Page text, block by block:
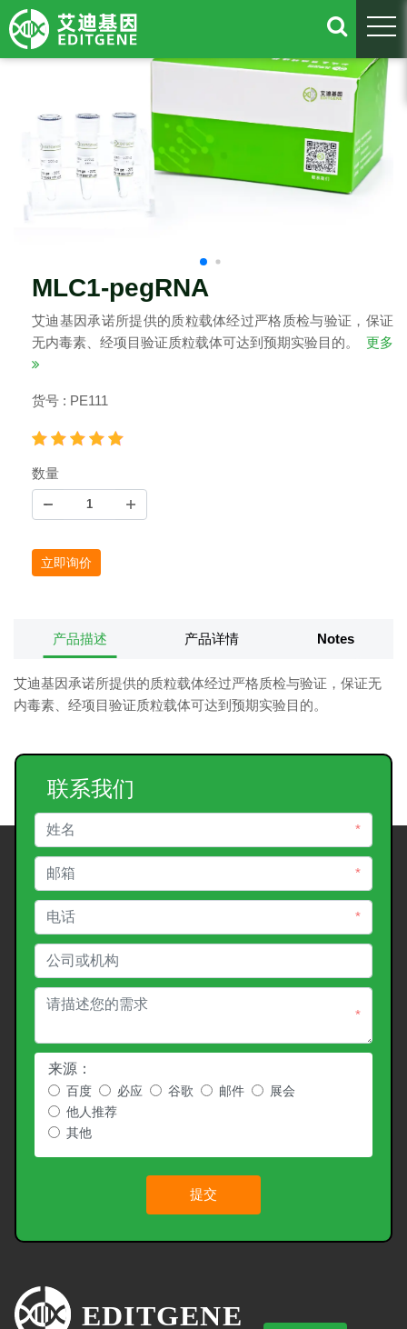
MLC1-pegRNA
艾迪基因承诺所提供的质粒载体经过严格质检与验证，保证
无内毒素、经项目验证质粒载体可达到预期实验目的。
更多
货号 : PE111
数量
立即询价
产品描述 产品详情 Notes
艾迪基因承诺所提供的质粒载体经过严格质检与验证，保证无
内毒素、经项目验证质粒载体可达到预期实验目的。
联系我们
*
*
*
*
来源：
百度 必应 谷歌 邮件
展会
他人推荐
其他
提交